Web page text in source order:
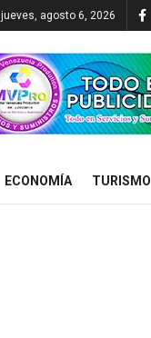
jueves, agosto 6, 2026
ECONOMÍA TURISMO